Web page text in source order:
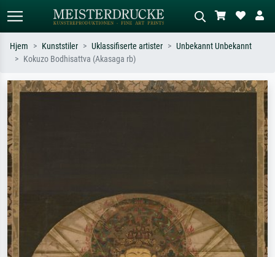
Søk etter kunstner, tittel eller stil – for
Beskriv scenen – for eksempel grønn
Hjem Kunststiler Uklassifiserte artister
Unbekannt Unbekannt
Kokuzo Bodhisattva (Akasaga rb)